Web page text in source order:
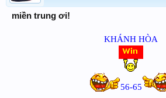
miền trung ơi!
KHÁNH HÒA
56-65